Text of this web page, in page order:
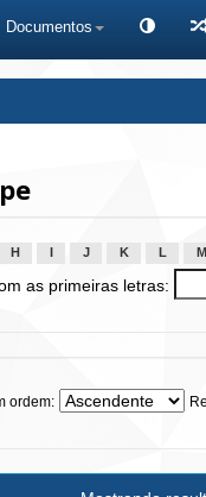
Documentos
H J K L M
as primeiras letras:
ordem: